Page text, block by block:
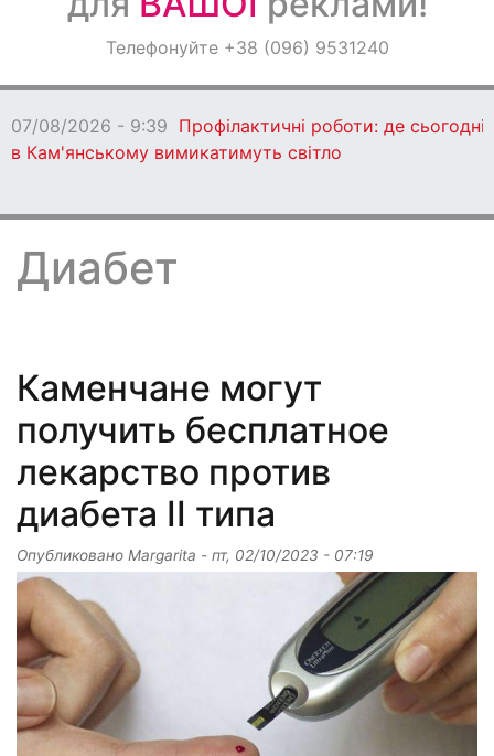
ОголошенняТелефонуйте +38 (096) 9531240
07/08/2026 - 9:39 Профілактичні роботи: де сьогодні
в Кам'янському вимикатимуть світло
Диабет
Каменчане могут
получить бесплатное
лекарство против
диабета II типа
Опубликовано Margarita - пт, 02/10/2023 - 07:19